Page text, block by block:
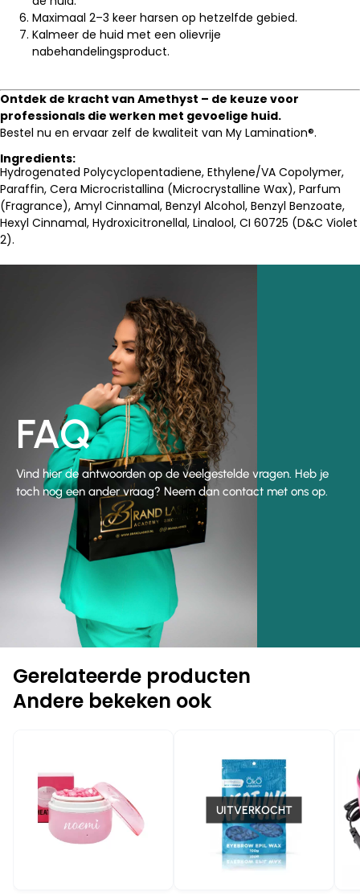
Maximaal 2–3 keer harsen op hetzelfde gebied.
Kalmeer de huid met een olievrije
nabehandelingsproduct.
Ontdek de kracht van Amethyst – de keuze voor
professionals die werken met gevoelige huid.
Bestel nu en ervaar zelf de kwaliteit van My Lamination®.
Ingredients:
Hydrogenated Polycyclopentadiene, Ethylene/VA Copolymer,
Paraffin, Cera Microcristallina (Microcrystalline Wax), Parfum
(Fragrance), Amyl Cinnamal, Benzyl Alcohol, Benzyl Benzoate,
Hexyl Cinnamal, Hydroxicitronellal, Linalool, CI 60725 (D&C Violet
2).
FAQ
Vind hier de antwoorden op de veelgestelde vragen. Heb je
toch nog een ander vraag? Neem dan contact met ons op.
Gerelateerde producten
Andere bekeken ook
UITVERKOCHT